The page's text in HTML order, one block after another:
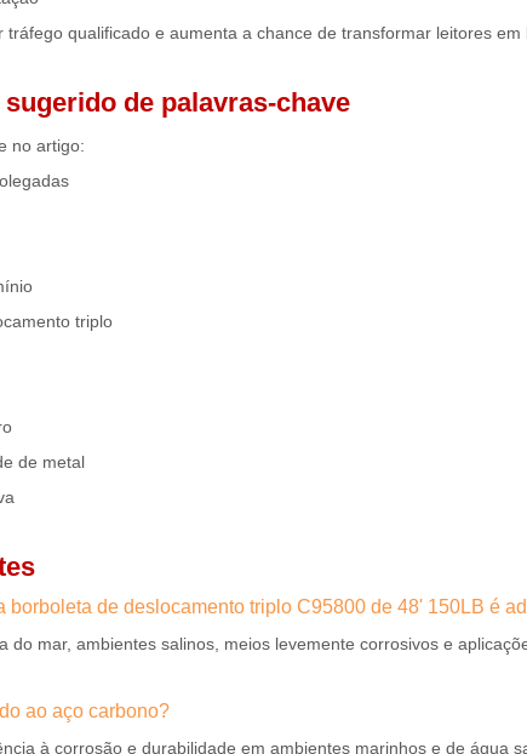
qualificado e aumenta a chance de transformar leitores em
de palavras-chave
no artigo:
triplo
de metal
borboleta de deslocamento triplo C95800 de 48' 150LB é
do mar, ambientes salinos, meios levemente corrosivos e
ao aço carbono?
à corrosão e durabilidade em ambientes marinhos e de água